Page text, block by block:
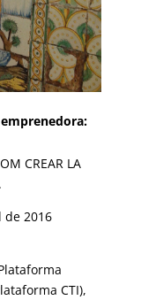
CREAR LA
de 2016
CTI),